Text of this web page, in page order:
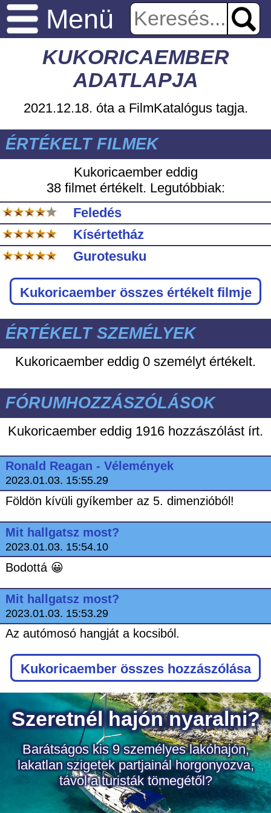
Menü
KUKORICAEMBER
ADATLAPJA
2021.12.18. óta a FilmKatalógus tagja.
ÉRTÉKELT FILMEK
Kukoricaember eddig
38 filmet értékelt. Legutóbbiak:
Feledés
Kísértetház
Gurotesuku
Kukoricaember összes értékelt filmje
ÉRTÉKELT SZEMÉLYEK
Kukoricaember eddig 0 személyt értékelt.
FÓRUMHOZZÁSZÓLÁSOK
Kukoricaember eddig 1916 hozzászólást írt.
Ronald Reagan - Vélemények
2023.01.03. 15:55.29
Földön kívüli gyíkember az 5. dimenzióból!
Mit hallgatsz most?
2023.01.03. 15:54.10
Bodottá 😀
Mit hallgatsz most?
2023.01.03. 15:53.29
Az autómosó hangját a kocsiból.
Kukoricaember összes hozzászólása